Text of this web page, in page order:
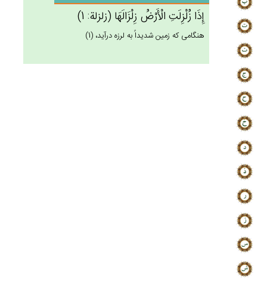
إِذَا زُلْزِلَت‌ِ الْأَرْض‌ُ زِلْزَالَهَا (زلزلة: 1)
هنگامى كه زمين شديداً به لرزه درآيد، (1)